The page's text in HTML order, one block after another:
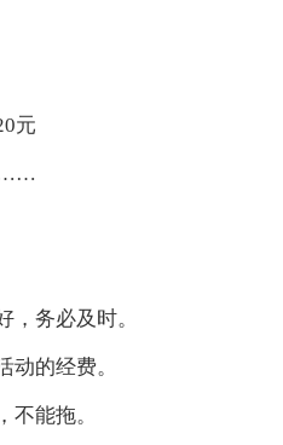
元
……
，务必及时。
动的经费。
不能拖。